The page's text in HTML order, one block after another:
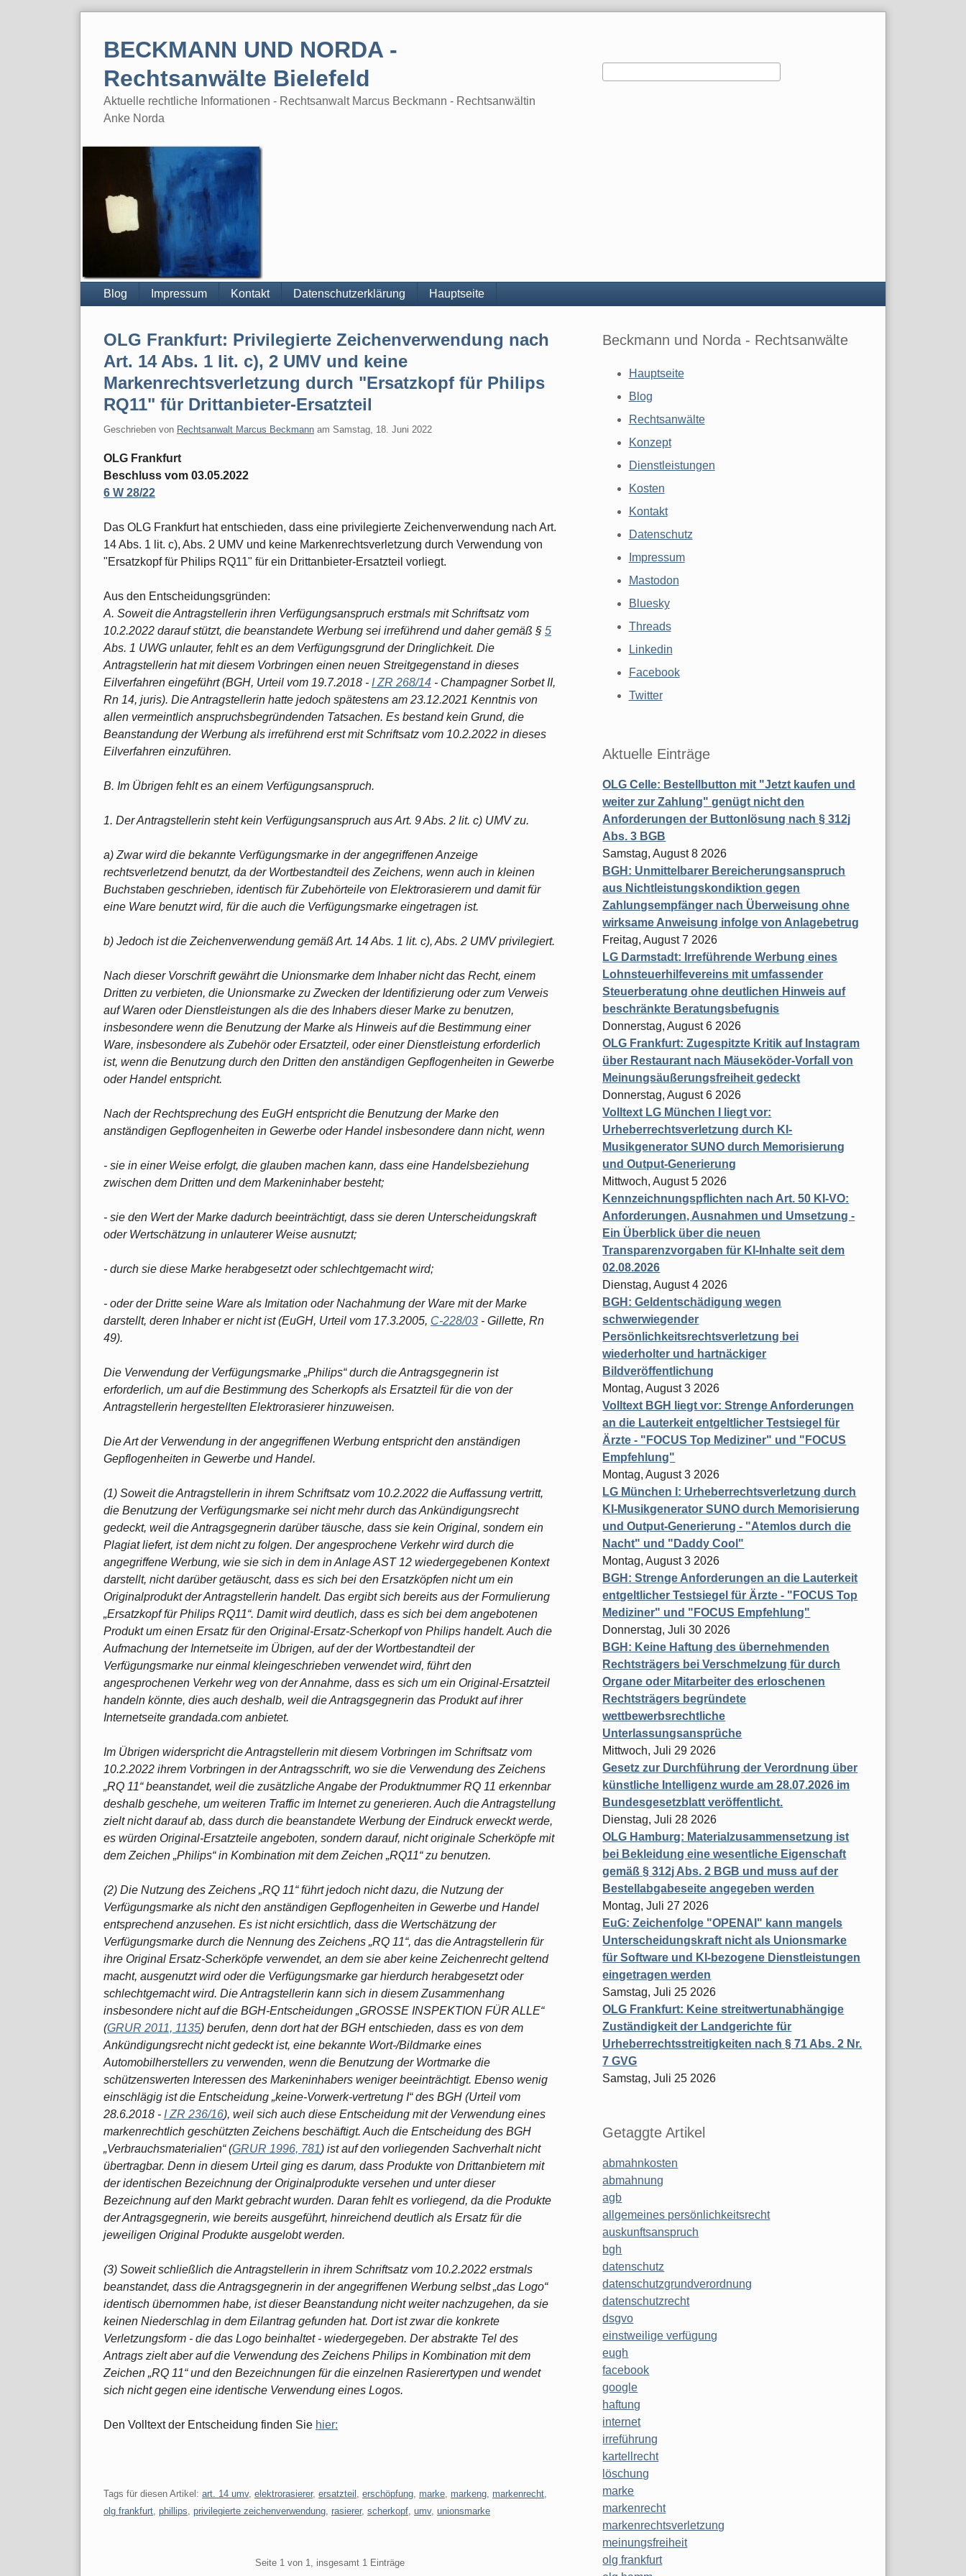
BECKMANN UND NORDA -
Rechtsanwälte Bielefeld
Aktuelle rechtliche Informationen - Rechtsanwalt Marcus Beckmann - Rechtsanwältin
Anke Norda
Blog Impressum Kontakt Datenschutzerklärung Hauptseite
OLG Frankfurt: Privilegierte Zeichenverwendung nach
Art. 14 Abs. 1 lit. c), 2 UMV und keine
Markenrechtsverletzung durch "Ersatzkopf für Philips
RQ11" für Drittanbieter-Ersatzteil
Geschrieben von Rechtsanwalt Marcus Beckmann am Samstag, 18. Juni 2022
OLG Frankfurt
Beschluss vom 03.05.2022
6 W 28/22
Das OLG Frankfurt hat entschieden, dass eine privilegierte Zeichenverwendung nach Art.
14 Abs. 1 lit. c), Abs. 2 UMV und keine Markenrechtsverletzung durch Verwendung von
"Ersatzkopf für Philips RQ11" für ein Drittanbieter-Ersatzteil vorliegt.
Aus den Entscheidungsgründen:
A. Soweit die Antragstellerin ihren Verfügungsanspruch erstmals mit Schriftsatz vom
10.2.2022 darauf stützt, die beanstandete Werbung sei irreführend und daher gemäß § 5
Abs. 1 UWG unlauter, fehlt es an dem Verfügungsgrund der Dringlichkeit. Die
Antragstellerin hat mit diesem Vorbringen einen neuen Streitgegenstand in dieses
Eilverfahren eingeführt (BGH, Urteil vom 19.7.2018 - I ZR 268/14 - Champagner Sorbet II,
Rn 14, juris). Die Antragstellerin hatte jedoch spätestens am 23.12.2021 Kenntnis von
allen vermeintlich anspruchsbegründenden Tatsachen. Es bestand kein Grund, die
Beanstandung der Werbung als irreführend erst mit Schriftsatz vom 10.2.2022 in dieses
Eilverfahren einzuführen.
B. Im Übrigen fehlt es an einem Verfügungsanspruch.
1. Der Antragstellerin steht kein Verfügungsanspruch aus Art. 9 Abs. 2 lit. c) UMV zu.
a) Zwar wird die bekannte Verfügungsmarke in der angegriffenen Anzeige
rechtsverletzend benutzt, da der Wortbestandteil des Zeichens, wenn auch in kleinen
Buchstaben geschrieben, identisch für Zubehörteile von Elektrorasierern und damit für
eine Ware benutzt wird, für die auch die Verfügungsmarke eingetragen ist.
b) Jedoch ist die Zeichenverwendung gemäß Art. 14 Abs. 1 lit. c), Abs. 2 UMV privilegiert.
Nach dieser Vorschrift gewährt die Unionsmarke dem Inhaber nicht das Recht, einem
Dritten zu verbieten, die Unionsmarke zu Zwecken der Identifizierung oder zum Verweis
auf Waren oder Dienstleistungen als die des Inhabers dieser Marke zu benutzen,
insbesondere wenn die Benutzung der Marke als Hinweis auf die Bestimmung einer
Ware, insbesondere als Zubehör oder Ersatzteil, oder einer Dienstleistung erforderlich
ist, wenn die Benutzung durch den Dritten den anständigen Gepflogenheiten in Gewerbe
oder Handel entspricht.
Nach der Rechtsprechung des EuGH entspricht die Benutzung der Marke den
anständigen Gepflogenheiten in Gewerbe oder Handel insbesondere dann nicht, wenn
- sie in einer Weise erfolgt, die glauben machen kann, dass eine Handelsbeziehung
zwischen dem Dritten und dem Markeninhaber besteht;
- sie den Wert der Marke dadurch beeinträchtigt, dass sie deren Unterscheidungskraft
oder Wertschätzung in unlauterer Weise ausnutzt;
- durch sie diese Marke herabgesetzt oder schlechtgemacht wird;
- oder der Dritte seine Ware als Imitation oder Nachahmung der Ware mit der Marke
darstellt, deren Inhaber er nicht ist (EuGH, Urteil vom 17.3.2005, C-228/03 - Gillette, Rn
49).
Die Verwendung der Verfügungsmarke „Philips“ durch die Antragsgegnerin ist
erforderlich, um auf die Bestimmung des Scherkopfs als Ersatzteil für die von der
Antragstellerin hergestellten Elektrorasierer hinzuweisen.
Die Art der Verwendung in der angegriffenen Werbung entspricht den anständigen
Gepflogenheiten in Gewerbe und Handel.
(1) Soweit die Antragstellerin in ihrem Schriftsatz vom 10.2.2022 die Auffassung vertritt,
die Benutzung der Verfügungsmarke sei nicht mehr durch das Ankündigungsrecht
gedeckt, weil die Antragsgegnerin darüber täusche, dass sie kein Original, sondern ein
Plagiat liefert, ist dem nicht zu folgen. Der angesprochene Verkehr wird durch die
angegriffene Werbung, wie sie sich in dem in Anlage AST 12 wiedergegebenen Kontext
darstellt, nicht darüber getäuscht, dass es sich bei den Ersatzköpfen nicht um ein
Originalprodukt der Antragstellerin handelt. Das ergibt sich bereits aus der Formulierung
„Ersatzkopf für Philips RQ11“. Damit wird deutlich, dass es sich bei dem angebotenen
Produkt um einen Ersatz für den Original-Ersatz-Scherkopf von Philips handelt. Auch die
Aufmachung der Internetseite im Übrigen, auf der der Wortbestandteil der
Verfügungsmarke nur einmal kleingeschrieben verwendet wird, führt den
angesprochenen Verkehr weg von der Annahme, dass es sich um ein Original-Ersatzteil
handeln könnte, dies auch deshalb, weil die Antragsgegnerin das Produkt auf ihrer
Internetseite grandada.com anbietet.
Im Übrigen widerspricht die Antragstellerin mit diesem Vorbringen im Schriftsatz vom
10.2.2022 ihrem Vorbringen in der Antragsschrift, wo sie die Verwendung des Zeichens
„RQ 11“ beanstandet, weil die zusätzliche Angabe der Produktnummer RQ 11 erkennbar
deshalb geschehe, um weiteren Traffic im Internet zu generieren. Auch die Antragstellung
zielt nicht darauf ab, dass durch die beanstandete Werbung der Eindruck erweckt werde,
es würden Original-Ersatzteile angeboten, sondern darauf, nicht originale Scherköpfe mit
dem Zeichen „Philips“ in Kombination mit dem Zeichen „RQ11“ zu benutzen.
(2) Die Nutzung des Zeichens „RQ 11“ führt jedoch nicht dazu, die Nutzung der
Verfügungsmarke als nicht den anständigen Gepflogenheiten in Gewerbe und Handel
entsprechend anzusehen. Es ist nicht ersichtlich, dass die Wertschätzung der
Verfügungsmarke durch die Nennung des Zeichens „RQ 11“, das die Antragstellerin für
ihre Original Ersatz-Scherköpfe verwendet, an dem sie aber keine Zeichenrecht geltend
macht, ausgenutzt wird oder die Verfügungsmarke gar hierdurch herabgesetzt oder
schlechtgemacht wird. Die Antragstellerin kann sich in diesem Zusammenhang
insbesondere nicht auf die BGH-Entscheidungen „GROSSE INSPEKTION FÜR ALLE“
(GRUR 2011, 1135) berufen, denn dort hat der BGH entschieden, dass es von dem
Ankündigungsrecht nicht gedeckt ist, eine bekannte Wort-/Bildmarke eines
Automobilherstellers zu verwenden, wenn die Benutzung der Wortmarke die
schützenswerten Interessen des Markeninhabers weniger beeinträchtigt. Ebenso wenig
einschlägig ist die Entscheidung „keine-Vorwerk-vertretung I“ des BGH (Urteil vom
28.6.2018 - I ZR 236/16), weil sich auch diese Entscheidung mit der Verwendung eines
markenrechtlich geschützten Zeichens beschäftigt. Auch die Entscheidung des BGH
„Verbrauchsmaterialien“ (GRUR 1996, 781) ist auf den vorliegenden Sachverhalt nicht
übertragbar. Denn in diesem Urteil ging es darum, dass Produkte von Drittanbietern mit
der identischen Bezeichnung der Originalprodukte versehen und unter dieser
Bezeichnung auf den Markt gebracht wurden. Daran fehlt es vorliegend, da die Produkte
der Antragsgegnerin, wie bereits ausgeführt, hinreichend deutlich als Ersatz für die
jeweiligen Original Produkte ausgelobt werden.
(3) Soweit schließlich die Antragstellerin in ihrem Schriftsatz vom 10.2.2022 erstmals
beanstandet, dass die Antragsgegnerin in der angegriffenen Werbung selbst „das Logo“
identisch übernommen habe, ist dieser Beanstandung nicht weiter nachzugehen, da sie
keinen Niederschlag in dem Eilantrag gefunden hat. Dort ist zwar die konkrete
Verletzungsform - die das Logo beinhaltet - wiedergegeben. Der abstrakte Tel des
Antrags zielt aber auf die Verwendung des Zeichens Philips in Kombination mit dem
Zeichen „RQ 11“ und den Bezeichnungen für die einzelnen Rasierertypen und wendet
sich nicht gegen eine identische Verwendung eines Logos.
Den Volltext der Entscheidung finden Sie hier:
Tags für diesen Artikel: art. 14 umv, elektrorasierer, ersatzteil erschöpfung marke markeng markenrecht
olg frankfurt phillips privilegierte zeichenverwendung rasierer, scherkopf umv, unionsmarke
Seite 1 von 1, insgesamt 1 Einträge
Beckmann und Norda - Rechtsanwälte
Hauptseite
Blog
Rechtsanwälte
Konzept
Dienstleistungen
Kosten
Kontakt
Datenschutz
Impressum
Mastodon
Bluesky
Threads
Linkedin
Facebook
Twitter
Aktuelle Einträge
OLG Celle: Bestellbutton mit "Jetzt kaufen und
weiter zur Zahlung" genügt nicht den
Anforderungen der Buttonlösung nach § 312j
Abs. 3 BGB
Samstag, August 8 2026
BGH: Unmittelbarer Bereicherungsanspruch
aus Nichtleistungskondiktion gegen
Zahlungsempfänger nach Überweisung ohne
wirksame Anweisung infolge von Anlagebetrug
Freitag, August 7 2026
LG Darmstadt: Irreführende Werbung eines
Lohnsteuerhilfevereins mit umfassender
Steuerberatung ohne deutlichen Hinweis auf
beschränkte Beratungsbefugnis
Donnerstag, August 6 2026
OLG Frankfurt: Zugespitzte Kritik auf Instagram
über Restaurant nach Mäuseköder-Vorfall von
Meinungsäußerungsfreiheit gedeckt
Donnerstag, August 6 2026
Volltext LG München I liegt vor:
Urheberrechtsverletzung durch KI-
Musikgenerator SUNO durch Memorisierung
und Output-Generierung
Mittwoch, August 5 2026
Kennzeichnungspflichten nach Art. 50 KI-VO:
Anforderungen, Ausnahmen und Umsetzung -
Ein Überblick über die neuen
Transparenzvorgaben für KI-Inhalte seit dem
02.08.2026
Dienstag, August 4 2026
BGH: Geldentschädigung wegen
schwerwiegender
Persönlichkeitsrechtsverletzung bei
wiederholter und hartnäckiger
Bildveröffentlichung
Montag, August 3 2026
Volltext BGH liegt vor: Strenge Anforderungen
an die Lauterkeit entgeltlicher Testsiegel für
Ärzte - "FOCUS Top Mediziner" und "FOCUS
Empfehlung"
Montag, August 3 2026
LG München I: Urheberrechtsverletzung durch
KI-Musikgenerator SUNO durch Memorisierung
und Output-Generierung - "Atemlos durch die
Nacht" und "Daddy Cool"
Montag, August 3 2026
BGH: Strenge Anforderungen an die Lauterkeit
entgeltlicher Testsiegel für Ärzte - "FOCUS Top
Mediziner" und "FOCUS Empfehlung"
Donnerstag, Juli 30 2026
BGH: Keine Haftung des übernehmenden
Rechtsträgers bei Verschmelzung für durch
Organe oder Mitarbeiter des erloschenen
Rechtsträgers begründete
wettbewerbsrechtliche
Unterlassungsansprüche
Mittwoch, Juli 29 2026
Gesetz zur Durchführung der Verordnung über
künstliche Intelligenz wurde am 28.07.2026 im
Bundesgesetzblatt veröffentlicht.
Dienstag, Juli 28 2026
OLG Hamburg: Materialzusammensetzung ist
bei Bekleidung eine wesentliche Eigenschaft
gemäß § 312j Abs. 2 BGB und muss auf der
Bestellabgabeseite angegeben werden
Montag, Juli 27 2026
EuG: Zeichenfolge "OPENAI" kann mangels
Unterscheidungskraft nicht als Unionsmarke
für Software und KI-bezogene Dienstleistungen
eingetragen werden
Samstag, Juli 25 2026
OLG Frankfurt: Keine streitwertunabhängige
Zuständigkeit der Landgerichte für
Urheberrechtsstreitigkeiten nach § 71 Abs. 2 Nr.
7 GVG
Samstag, Juli 25 2026
Getaggte Artikel
abmahnkosten
abmahnung
agb
allgemeines persönlichkeitsrecht
auskunftsanspruch
bgh
datenschutz
datenschutzgrundverordnung
datenschutzrecht
dsgvo
einstweilige verfügung
eugh
facebook
google
haftung
internet
irreführung
kartellrecht
löschung
marke
markenrecht
markenrechtsverletzung
meinungsfreiheit
olg frankfurt